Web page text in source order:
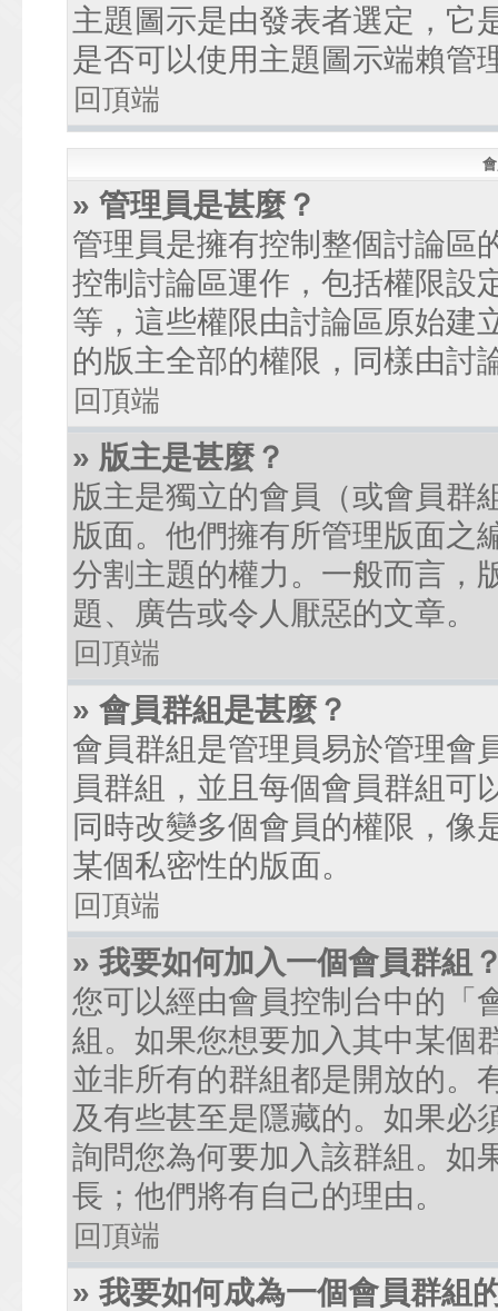
主題圖示是由發表者選定，它
是否可以使用主題圖示端賴管
回頂端
» 管理員是甚麼？
管理員是擁有控制整個討論區
控制討論區運作，包括權限設
等，這些權限由討論區原始建
的版主全部的權限，同樣由討
回頂端
» 版主是甚麼？
版主是獨立的會員（或會員群
版面。他們擁有所管理版面之
分割主題的權力。一般而言，
題、廣告或令人厭惡的文章。
回頂端
» 會員群組是甚麼？
會員群組是管理員易於管理會
員群組，並且每個會員群組可
同時改變多個會員的權限，像
某個私密性的版面。
回頂端
» 我要如何加入一個會員群組
您可以經由會員控制台中的「
組。如果您想要加入其中某個
並非所有的群組都是開放的。
及有些甚至是隱藏的。如果必
詢問您為何要加入該群組。如
長；他們將有自己的理由。
回頂端
» 我要如何成為一個會員群組